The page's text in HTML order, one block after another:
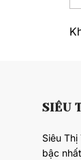
SIÊU
Siêu
bậc